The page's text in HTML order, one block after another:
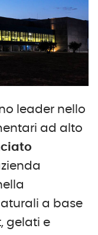
leader nello
ad alto
a base
gelati e